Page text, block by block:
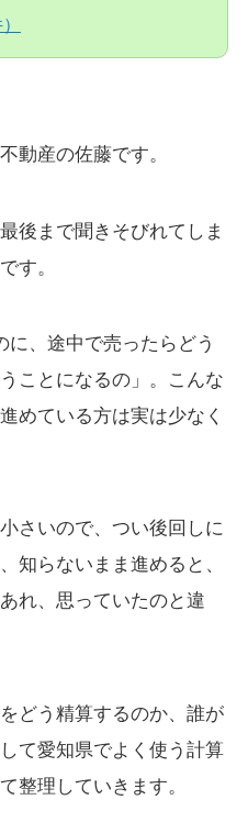
動産の佐藤です。
後まで聞きそびれてしま
す。
に、途中で売ったらどう
ことになるの」。こんな
めている方は実は少なく
さいので、つい後回しに
知らないまま進めると、
れ、思っていたのと違
どう精算するのか、誰が
て愛知県でよく使う計算
整理していきます。